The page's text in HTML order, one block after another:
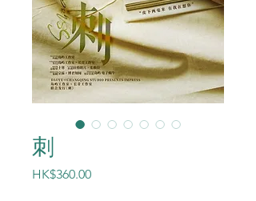
刺
HK$360.00價